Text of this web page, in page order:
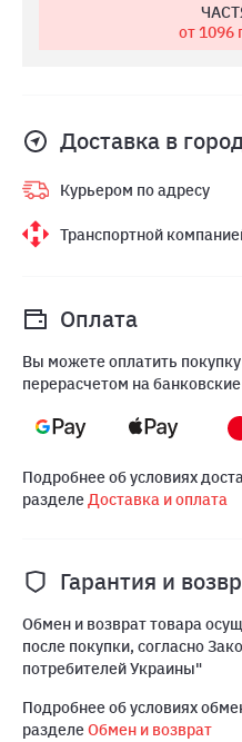
от 1096
Доставка в
Курьером по адресу
Транспортной
Оплата
Вы можете оплатить
перерасчетом на
Подробнее об условиях
разделеДоставка и оплата
Гарантия и
Обмен и возврат товара
после покупки, согласно
потребителей Украины"
Подробнее об условиях
разделеОбмен и возврат